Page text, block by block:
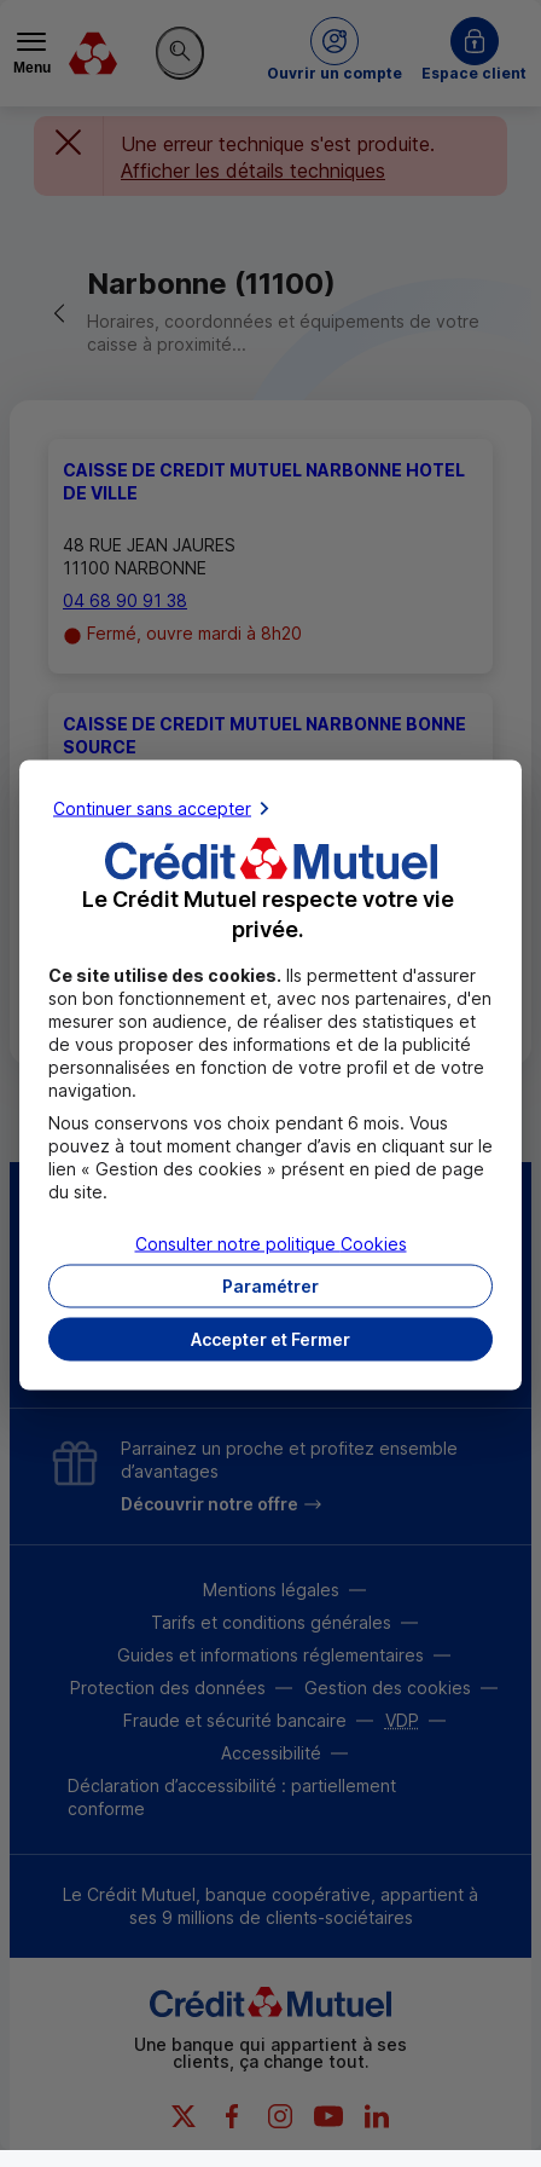
Menu
Rechercher sur le site
Ouvrir un compte
du Crédit MutuelEspace client
Une erreur technique s'est produite.
Afficher les détails techniques
Retour vers la page précédente
Narbonne (11100)
Horaires, coordonnées et équipements de votre
caisse à proximité...
CAISSE DE CREDIT MUTUEL NARBONNE HOTEL
DE VILLE
48 RUE JEAN JAURES
11100 NARBONNE
04 68 90 91 38
Fermé, ouvre mardi à 8h20
CAISSE DE CREDIT MUTUEL NARBONNE BONNE
SOURCE
36 AVENUE ANDRE MECLE
11100 NARBONNE
04 68 90 91 39
Fermé, ouvre mardi à 8h30
Toutes les localités
Sourds et
Télécharger l'application
Parrainez un proche et profitez ensemble
d’avantages
Découvrir notre offre
Mentions légales
Tarifs et conditions générales
Guides et informations réglementaires
Protection des données
Gestion des cookies
Fraude et sécurité bancaire
VDP
Accessibilité
Déclaration d’accessibilité : partiellement
conforme
Le Crédit Mutuel, banque coopérative, appartient à
ses 9 millions de clients-sociétaires
Une banque qui appartient à ses
clients, ça change tout.
X (Twitter) - Credit Mutuel
Facebook - Credit Mutuel
Instagram - Credit Mutuel
YouTube - Credit
Continuer sans accepter
Le Crédit Mutuel respecte votre vie
privée.
Ce site utilise des cookies. Ils permettent d'assurer
son bon fonctionnement et, avec nos partenaires, d'en
mesurer son audience, de réaliser des statistiques et
de vous proposer des informations et de la publicité
personnalisées en fonction de votre profil et de votre
navigation.
Nous conservons vos choix pendant 6 mois. Vous
pouvez à tout moment changer d’avis en cliquant sur le
lien « Gestion des cookies » présent en pied de page
du site.
Accepter et Fermer
Paramétrer
Consulter notre politique Cookies